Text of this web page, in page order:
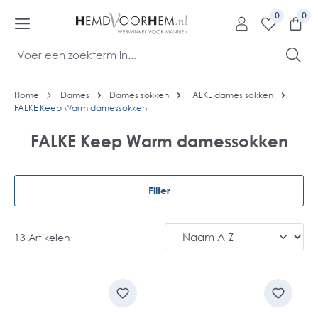
0
Home Dames Dames sokken
FALKE dames sokken
FALKE Keep Warm damessokken
FALKE Keep Warm damessokken
Filter
13 Artikelen